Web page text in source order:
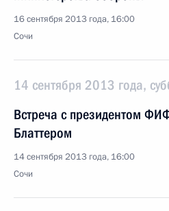
16 сентября 2013 года, 16:00
Сочи
14 сентября 2013 года,
Встреча с президентом
Блаттером
14 сентября 2013 года, 16:00
Сочи